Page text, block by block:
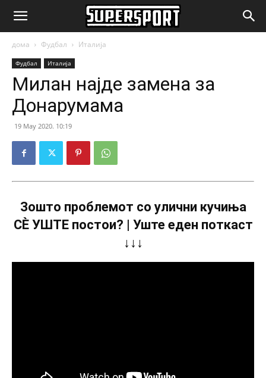
SuperSport.mk
дома Фудбал Италија
Фудбал Италија
Милан најде замена за
Донарумама
19 May 2020. 10:19
Зошто проблемот со улични кучиња
СÈ УШТЕ постои? | Уште еден поткаст
↓↓↓